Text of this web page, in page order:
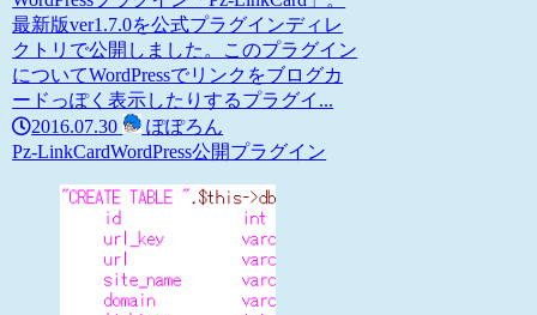
最新版ver1.7.0を公式プラグインディレ
クトリで公開しました。このプラグイン
についてWordPressでリンクをブログカ
ードっぽく表示したりするプラグイ...
2016.07.30
ぽぽろん
Pz-LinkCardWordPress公開プラグイン